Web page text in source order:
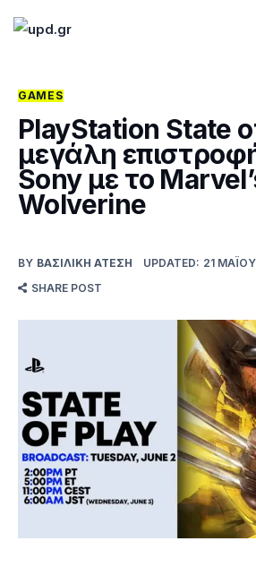
Home
News
Games
Futuring
Blog
Επικοινωνία
GAMES
PlayStation State
μεγάλη
Sony με το
Wolverine
BY ΒΑΣΙΛΙΚΉ ΑΤΈΣΗ UPDATED: 21
SHARE POST